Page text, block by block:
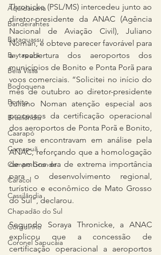
Aquidauana
Bandeirantes
Bataguassu
Baytaporã
Bela Vista
Bodoquena
Bonito
Brasilândia
Caarapó
Camapuã
Campo Grande
Caracol
Cassilândia
Chapadão do Sul
Corguinho
Coronel Sapucaia
Thronicke (PSL/MS) intercedeu junto ao
diretor-presidente da ANAC (Agência
Nacional de Aviação Civil), Juliano
Noman, e obteve parecer favorável para
a reabertura dos aeroportos dos
municípios de Bonito e Ponta Porã para
voos comerciais. “Solicitei no início do
mês de outubro ao diretor-presidente
Juliano Noman atenção especial aos
processos da certificação operacional
dos aeroportos de Ponta Porã e Bonito,
que se encontravam em análise pela
ANAC, reforçando que a homologação
de ambos era de extrema importância
para o desenvolvimento regional,
turístico e econômico de Mato Grosso
do Sul”, declarou.
Segundo Soraya Thronicke, a ANAC
explicou que a concessão de
certificação operacional a aeroportos